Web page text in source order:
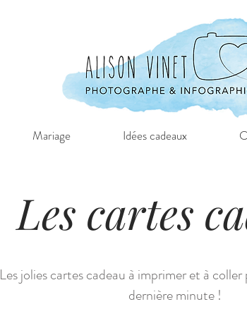
Mariage Idées cadeaux
Les cartes
Les jolies cartes cadeau à imprimer et à
dernière minute !